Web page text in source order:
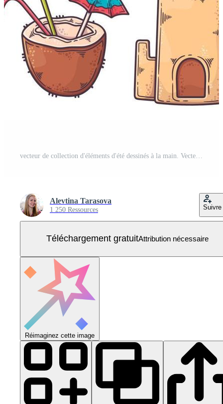
Alevtina Tarasova
1 250 Ressources Suivre
Téléchargement gratuitAttribution nécessaire
Réimaginez cette image